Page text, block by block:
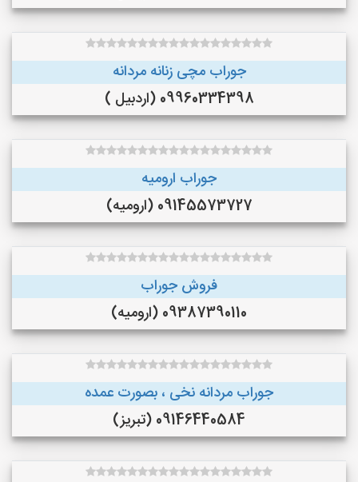
جوراب مچی زنانه مردانه
09960334398 (اردبیل )
جوراب ارومیه
09145573727 (ارومیه)
فروش جوراب
09387390110 (ارومیه)
جوراب مردانه نخی ، بصورت عمده
09146440584 (تبریز)